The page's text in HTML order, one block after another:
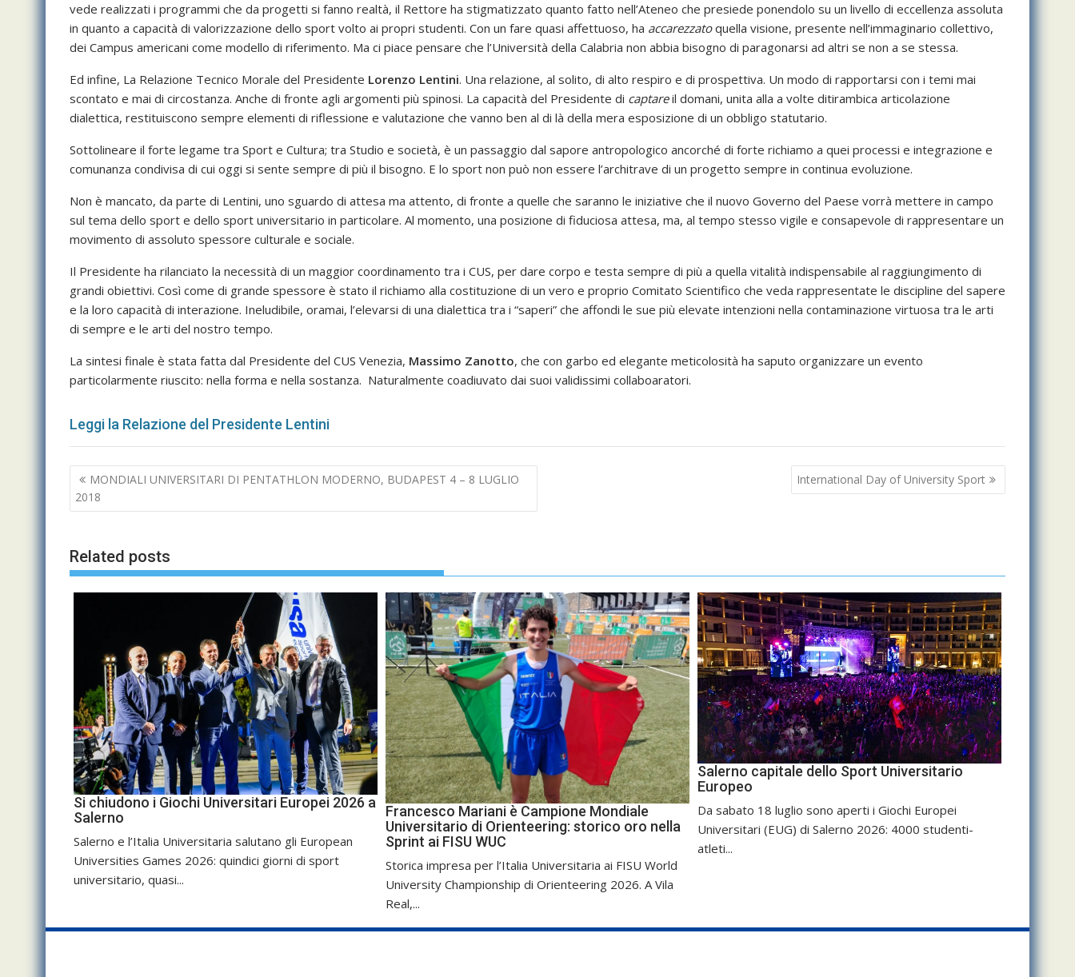
vede realizzati i programmi che da progetti si fanno realtà, il Rettore ha stigmatizzato quanto fatto nell’Ateneo che presiede ponendolo su un livello di eccellenza assoluta
in quanto a capacità di valorizzazione dello sport volto ai propri studenti. Con un fare quasi affettuoso, ha accarezzatoquella visione, presente nell’immaginario collettivo,
dei Campus americani come modello di riferimento. Ma ci piace pensare che l’Università della Calabria non abbia bisogno di paragonarsi ad altri se non a se stessa.
Ed infine, La Relazione Tecnico Morale del Presidente Lorenzo Lentini. Una relazione, al solito, di alto respiro e di prospettiva. Un modo di rapportarsi con i temi mai
scontato e mai di circostanza. Anche di fronte agli argomenti più spinosi. La capacità del Presidente di captareil domani, unita alla a volte ditirambica articolazione
dialettica, restituiscono sempre elementi di riflessione e valutazione che vanno ben al di là della mera esposizione di un obbligo statutario.
Sottolineare il forte legame tra Sport e Cultura; tra Studio e società, è un passaggio dal sapore antropologico ancorché di forte richiamo a quei processi e integrazione e
comunanza condivisa di cui oggi si sente sempre di più il bisogno. E lo sport non può non essere l’architrave di un progetto sempre in continua evoluzione.
Non è mancato, da parte di Lentini, uno sguardo di attesa ma attento, di fronte a quelle che saranno le iniziative che il nuovo Governo del Paese vorrà mettere in campo
sul tema dello sport e dello sport universitario in particolare. Al momento, una posizione di fiduciosa attesa, ma, al tempo stesso vigile e consapevole di rappresentare un
movimento di assoluto spessore culturale e sociale.
Il Presidente ha rilanciato la necessità di un maggior coordinamento tra i CUS, per dare corpo e testa sempre di più a quella vitalità indispensabile al raggiungimento di
grandi obiettivi. Così come di grande spessore è stato il richiamo alla costituzione di un vero e proprio Comitato Scientifico che veda rappresentate le discipline del sapere
e la loro capacità di interazione. Ineludibile, oramai, l’elevarsi di una dialettica tra i “saperi” che affondi le sue più elevate intenzioni nella contaminazione virtuosa tra le arti
di sempre e le arti del nostro tempo.
La sintesi finale è stata fatta dal Presidente del CUS Venezia, Massimo Zanotto, che con garbo ed elegante meticolosità ha saputo organizzare un evento
particolarmente riuscito: nella forma e nella sostanza. Naturalmente coadiuvato dai suoi validissimi collaboaratori.
Leggi la Relazione del Presidente Lentini
Navigazione
articoli
MONDIALI UNIVERSITARI DI PENTATHLON MODERNO, BUDAPEST 4 – 8 LUGLIO
2018
International Day of University Sport
Related posts
Si chiudono i Giochi Universitari Europei 2026 a
Salerno
Salerno e l’Italia Universitaria salutano gli European
Universities Games 2026: quindici giorni di sport
universitario, quasi...
Francesco Mariani è Campione Mondiale
Universitario di Orienteering: storico oro nella
Sprint ai FISU WUC
Storica impresa per l’Italia Universitaria ai FISU World
University Championship di Orienteering 2026. A Vila
Real,...
Salerno capitale dello Sport Universitario
Europeo
Da sabato 18 luglio sono aperti i Giochi Europei
Universitari (EUG) di Salerno 2026: 4000 studenti-
atleti...